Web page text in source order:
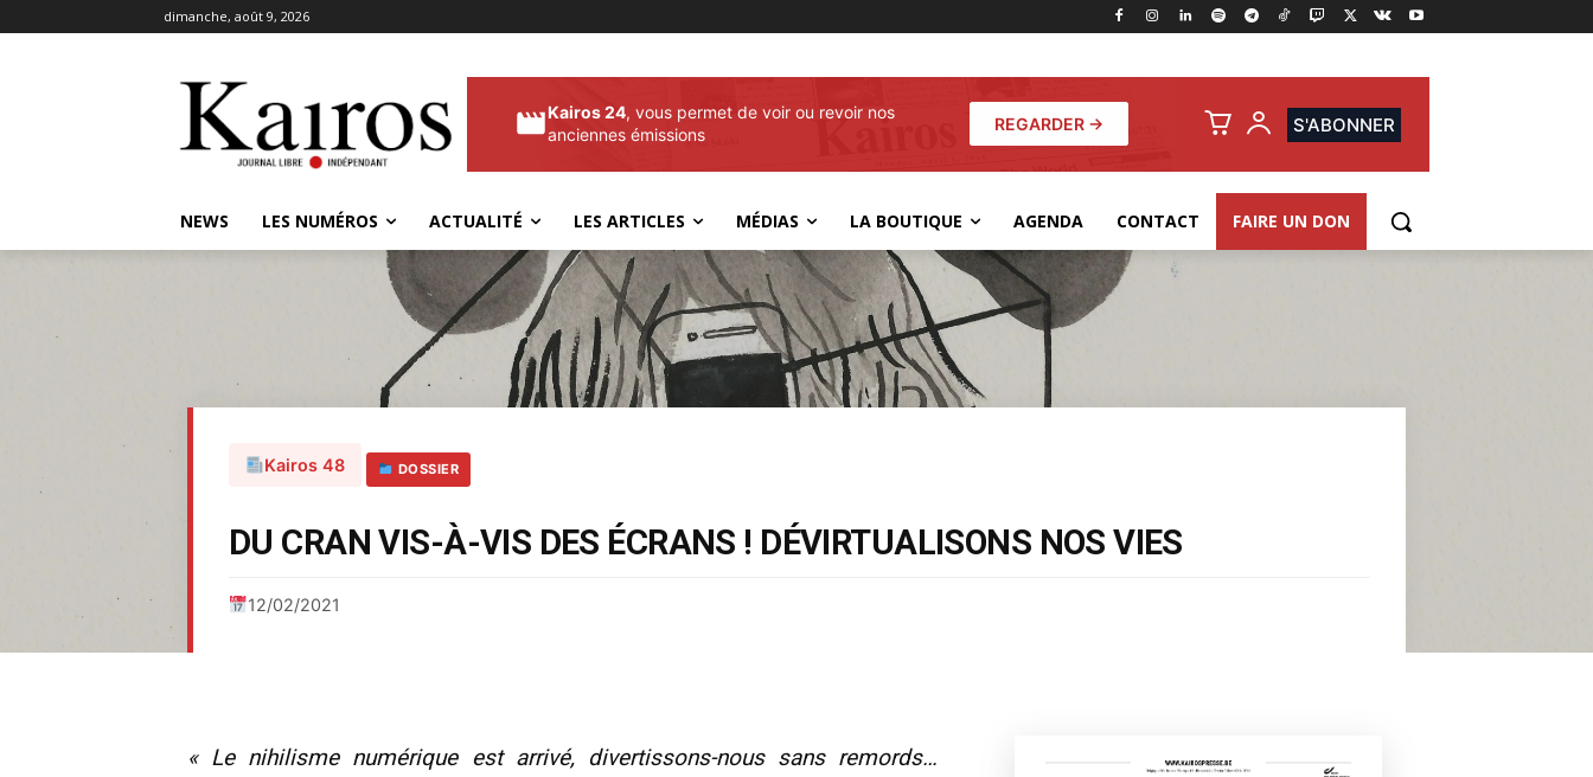
dimanche, août 9, 2026
Kairos 24, vous permet de voir ou revoir nos
anciennes émissions
REGARDER → S'ABONNER
NEWS LES NUMÉROS ACTUALITÉ LES ARTICLES MÉDIAS LA BOUTIQUE AGENDA CONTACT FAIRE UN DON
Kairos 48 DOSSIER
DU CRAN VIS-À-VIS DES ÉCRANS ! DÉVIRTUALISONS NOS VIES
12/02/2021
« Le nihilisme numérique est arrivé, divertissons-nous sans remords…